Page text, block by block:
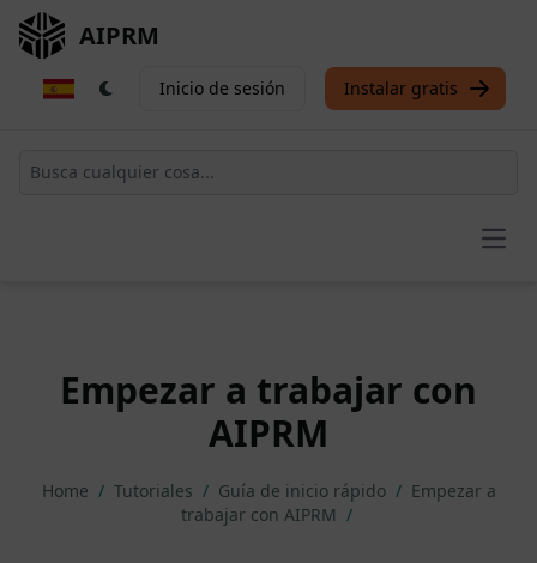
AIPRM
Inicio de sesión Instalar gratis
Empezar a trabajar con
AIPRM
Home / Tutoriales / Guía de inicio rápido / Empezar a
trabajar con AIPRM /